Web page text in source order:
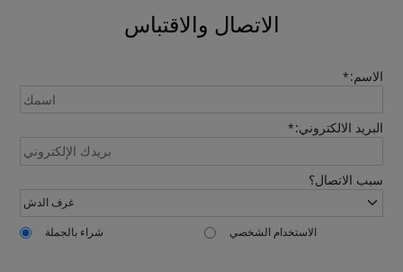
الاتصال والاقتباس
الاسم:*
البريد الالكتروني:*
سبب الاتصال؟
شراء بالجملة الاستخدام الشخصي